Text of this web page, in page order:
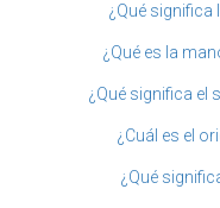
¿Qué significa
¿Qué es la
¿Qué significa el
¿Cuál es el
¿Qué